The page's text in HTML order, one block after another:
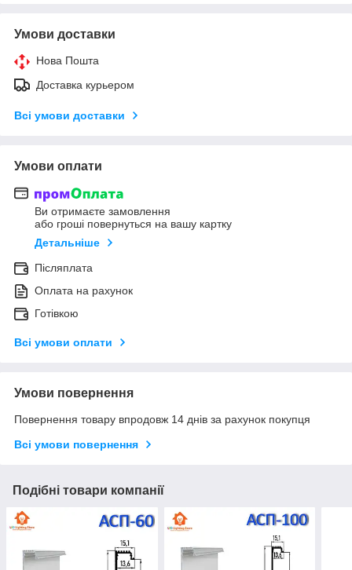
Умови доставки
Нова Пошта
Доставка курьером
Всі умови доставки
Умови оплати
Ви отримаєте замовлення
або гроші повернуться на вашу картку
Детальніше
Післяплата
Оплата на рахунок
Готівкою
Всі умови оплати
Умови повернення
Повернення товару впродовж 14 днів за рахунок покупця
Всі умови повернення
Подібні товари компанії